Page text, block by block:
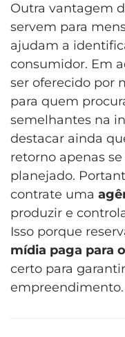
Outra vantagem
servem para
ajudam a
consumidor. Em
ser oferecido por
para quem
semelhantes na
destacar ainda
retorno apenas
planejado.
contrate uma
produzir e
Isso porque
mídia paga para
certo para
empreendimento.